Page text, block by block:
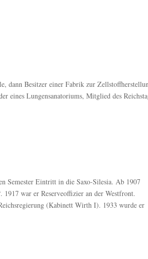
dann Besitzer einer Fabrik zur
eines Lungensanatoriums, Mitglied des
Semester Eintritt in die Saxo-Silesia. Ab 1907
war er Reserveoffizier an der Westfront.
(Kabinett Wirth I). 1933 wurde er